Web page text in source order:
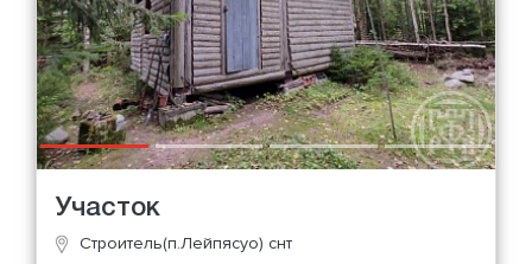
Участок
Строитель(п.Лейпясуо) снт